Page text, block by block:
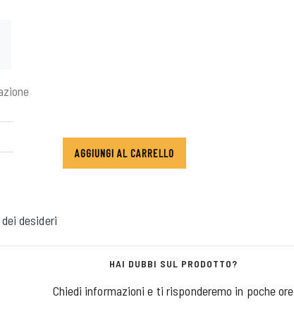
AGGIUNGI AL CARRELLO
desideri
HAI DUBBI SUL PRODOTTO?
Chiedi informazioni e ti risponderemo in poche ore